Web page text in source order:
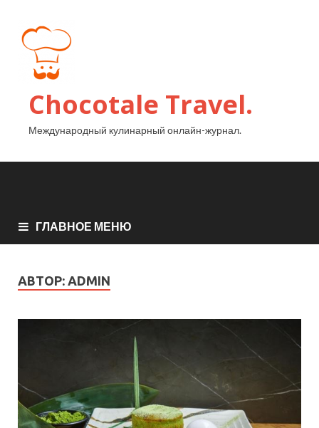
Chocotale Travel.
Международный кулинарный онлайн-журнал.
ГЛАВНОЕ МЕНЮ
АВТОР: ADMIN